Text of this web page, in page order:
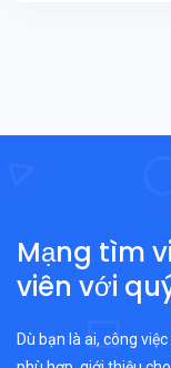
Mạng tìm
viên với
Dù bạn là ai, công